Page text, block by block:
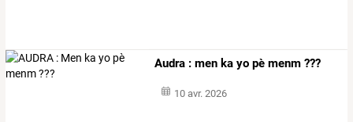
Audra : men ka yo pè menm ???
10 avr. 2026